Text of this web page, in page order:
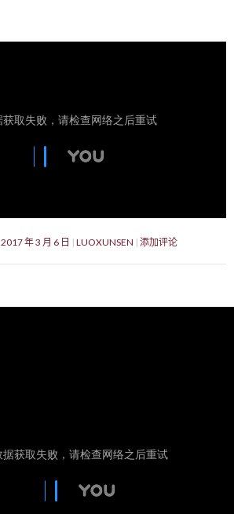
2017 年 3 月 6 日 LUOXUNSEN 添加评论